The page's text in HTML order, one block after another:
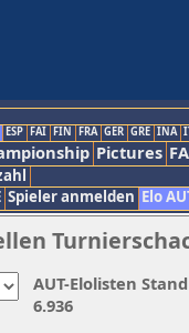
ESP FAI FIN FRA GER GRE INA
Pictures
Spieler anmelden Elo
AUT-Elolisten
6.936